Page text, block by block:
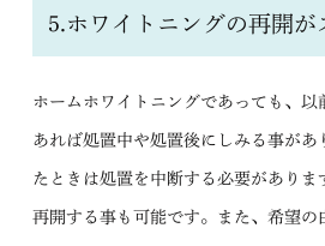
5.ホワイトニングの再開が
ホームホワイトニングであっても、以
あれば処置中や処置後にしみる事があ
たときは処置を中断する必要がありま
再開する事も可能です。また、希望の